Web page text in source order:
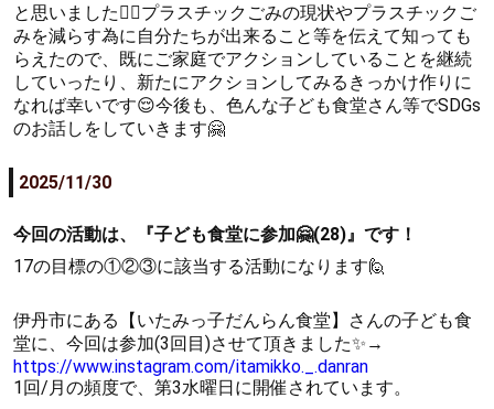
と思いました🙇‍♀プラスチックごみの現状やプラスチックご
みを減らす為に自分たちが出来ること等を伝えて知っても
らえたので、既にご家庭でアクションしていることを継続
していったり、新たにアクションしてみるきっかけ作りに
なれば幸いです😌今後も、色んな子ども食堂さん等でSDGs
のお話しをしていきます🤗
2025/11/30
今回の活動は、『子ども食堂に参加🤗(28)』です！
17の目標の①②③に該当する活動になります🙋
伊丹市にある【いたみっ子だんらん食堂】さんの子ども食
堂に、今回は参加(3回目)させて頂きました✨→
https://www.instagram.com/itamikko._.danran
1回/月の頻度で、第3水曜日に開催されています。